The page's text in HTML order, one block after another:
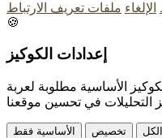
الإلغاء ملفات تعريف الارتباط
🍪
إعدادات الكوكيز
الأساسية مطلوبة لعربة
الأساسية فقط تخصيص